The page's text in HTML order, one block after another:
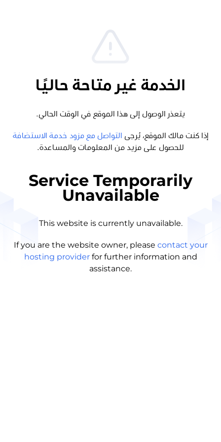
الخدمة غير متاحة حاليًا
يتعذر الوصول إلى هذا الموقع في الوقت الحالي.
إذا كنت مالك الموقع، يُرجى
التواصل مع مزود خدمة الاستضافة
للحصول على مزيد من المعلومات والمساعدة.
Service Temporarily
Unavailable
This website is currently unavailable.
If you are the website owner, please contact your
hosting provider for further information and
assistance.